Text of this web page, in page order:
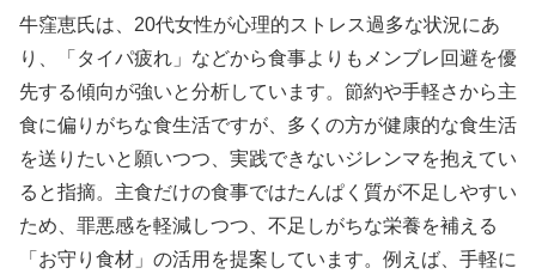
牛窪恵氏は、20代女性が心理的ストレス過多な状況にあ
り、「タイパ疲れ」などから食事よりもメンブレ回避を優
先する傾向が強いと分析しています。節約や手軽さから主
食に偏りがちな食生活ですが、多くの方が健康的な食生活
を送りたいと願いつつ、実践できないジレンマを抱えてい
ると指摘。主食だけの食事ではたんぱく質が不足しやすい
ため、罪悪感を軽減しつつ、不足しがちな栄養を補える
「お守り食材」の活用を提案しています。例えば、手軽に